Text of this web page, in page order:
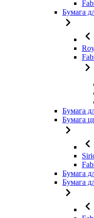
Бумага
Бумага
Бумага
Бумага
Бумага